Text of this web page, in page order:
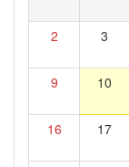
2 3
9 10
16 17